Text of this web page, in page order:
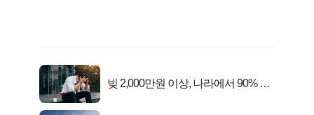
빚 2,000만원 이상, 나라에서 90% 갚